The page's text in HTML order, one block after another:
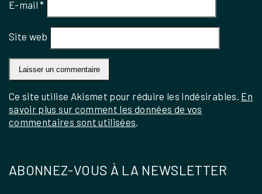
E-mail*
Site web
Ce site utilise Akismet pour réduire les indésirables. En
savoir plus sur comment les données de vos
commentaires sont utilisées.
ABONNEZ-VOUS À LA NEWSLETTER